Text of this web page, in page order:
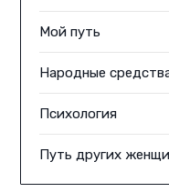
Мой путь
Народные
Психология
Путь других